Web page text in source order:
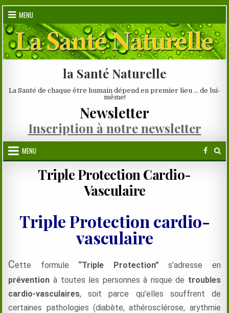
Skip
content
MENU
la Santé Naturelle
La Santé de chaque être humain dépend en premier lieu … de lui-
même!
Newsletter
Inscription à notre newsletter
MENU
Triple Protection Cardio-
Vasculaire
Triple Protection cardio-
vasculaire
Cette formule “Triple Protection” s’adresse en
prévention à toutes les personnes à risque de troubles
cardio-vasculaires, soit parce qu’elles souffrent de
certaines pathologies (diabète, athérosclérose, arythmie